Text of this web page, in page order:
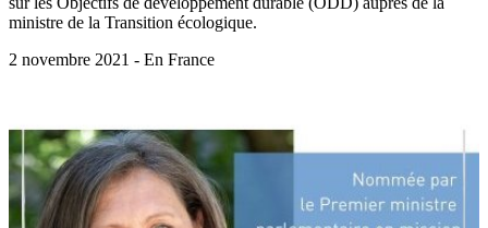
ministre de la Transition écologique.
2 novembre 2021 - En France